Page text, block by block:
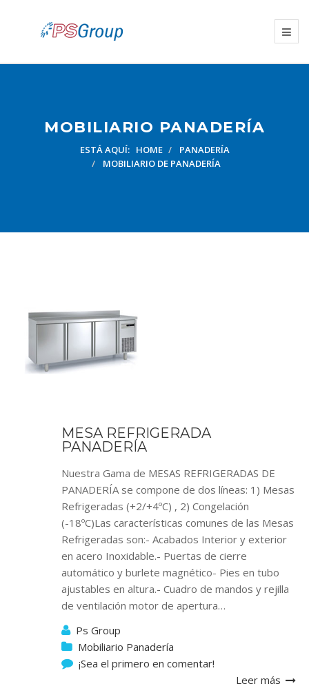
MOBILIARIO PANADERÍA
ESTÁ AQUÍ: HOME
PANADERÍA
MOBILIARIO DE PANADERÍA
MESA REFRIGERADA
PANADERÍA
Nuestra Gama de MESAS REFRIGERADAS DE
PANADERÍA se compone de dos líneas: 1) Mesas
Refrigeradas (+2/+4ºC) , 2) Congelación
(-18ºC)Las características comunes de las Mesas
Refrigeradas son:- Acabados Interior y exterior
en acero Inoxidable.- Puertas de cierre
automático y burlete magnético- Pies en tubo
ajustables en altura.- Cuadro de mandos y rejilla
de ventilación motor de apertura…
Ps Group
Mobiliario Panadería
¡Sea el primero en comentar!
Leer más